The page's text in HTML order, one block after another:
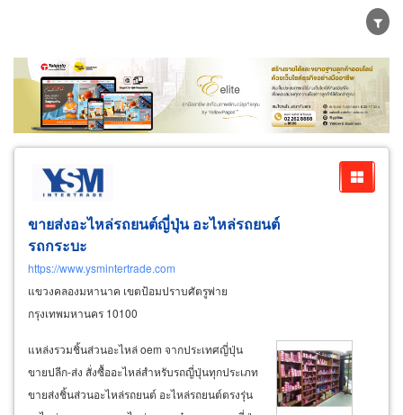
ขายส่ง ขายปลีก ผู้ผลิต
ตัวแทนจัดจำหน่าย
ผู้ส่งออก/นำเข้า
ธุรกิจบริการ
ขายส่งอะไหล่รถยนต์ญี่ปุ่น อะไหล่รถยนต์
รถกระบะ
https://www.ysmintertrade.com
แขวงคลองมหานาค เขตป้อมปราบศัตรูพ่าย
กรุงเทพมหานคร 10100
แหล่งรวมชิ้นส่วนอะไหล่ oem จากประเทศญี่ปุ่น
ขายปลีก-ส่ง สั่งซื้ออะไหล่สำหรับรถญี่ปุ่นทุกประเภท
ขายส่งชิ้นส่วนอะไหล่รถยนต์ อะไหล่รถยนต์ตรงรุ่น